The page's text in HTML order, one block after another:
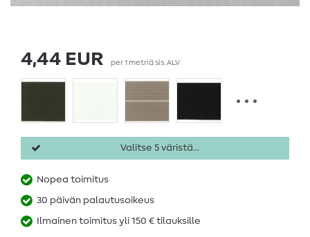
4,44 EUR per1 metriäsis. ALV
Valitse 5 väristä...
Nopea toimitus
30 päivän palautusoikeus
Ilmainen toimitus yli 150 € tilauksille